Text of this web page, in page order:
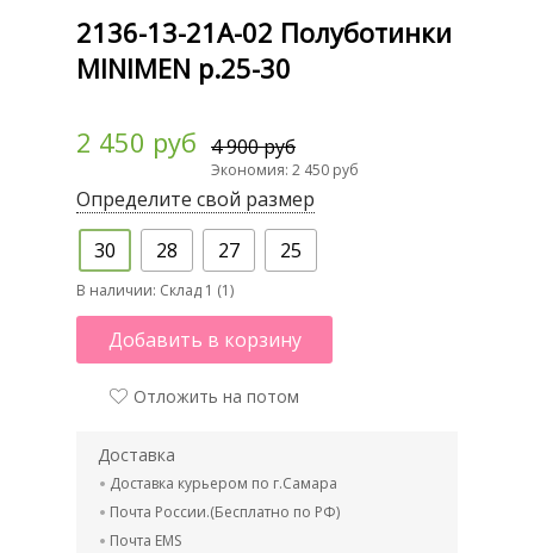
2136-13-21А-02 Полуботинки
MINIMEN р.25-30
2 450 руб 4 900 руб
Экономия: 2 450 руб
Определите свой размер
30
28 27 25
В наличии: Склад 1 (1)
Добавить в корзину
Отложить на потом
Доставка
Доставка курьером по г.Самара
Почта России.(Бесплатно по РФ)
Почта EMS